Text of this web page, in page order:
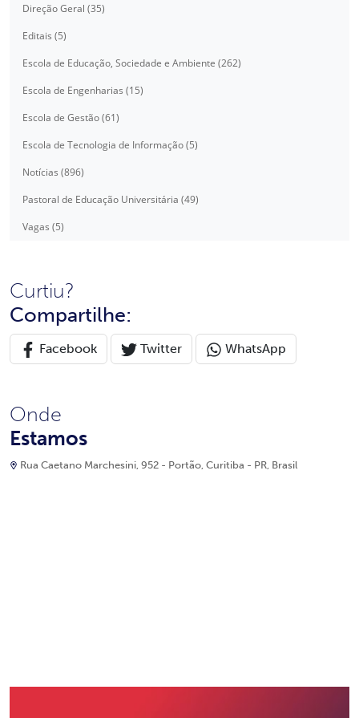
Direção Geral (35)
Editais (5)
Escola de Educação, Sociedade e Ambiente (262)
Escola de Engenharias (15)
Escola de Gestão (61)
Escola de Tecnologia de Informação (5)
Notícias (896)
Pastoral de Educação Universitária (49)
Vagas (5)
Curtiu?
Compartilhe:
Facebook Twitter WhatsApp
Onde
Estamos
Rua Caetano Marchesini, 952 - Portão, Curitiba - PR, Brasil